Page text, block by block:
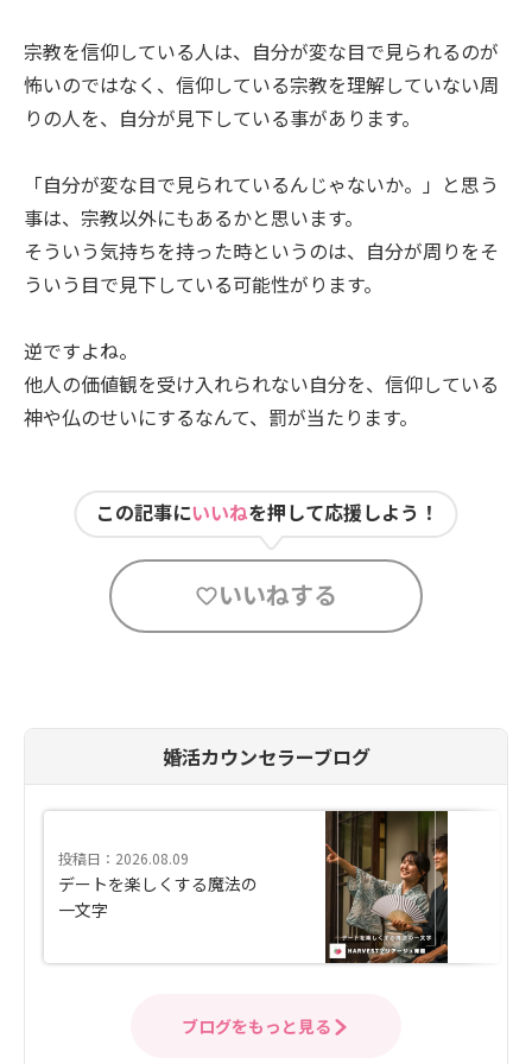
宗教を信仰している人は、自分が変な目で見られるのが
怖いのではなく、信仰している宗教を理解していない周
りの人を、自分が見下している事があります。
「自分が変な目で見られているんじゃないか。」と思う
事は、宗教以外にもあるかと思います。
そういう気持ちを持った時というのは、自分が周りをそ
ういう目で見下している可能性がります。
逆ですよね。
他人の価値観を受け入れられない自分を、信仰している
神や仏のせいにするなんて、罰が当たります。
この記事にいいねを押して応援しよう！
いいねする
婚活カウンセラーブログ
投稿日：2026.08.09
デートを楽しくする魔法の
一文字
ブログをもっと見る